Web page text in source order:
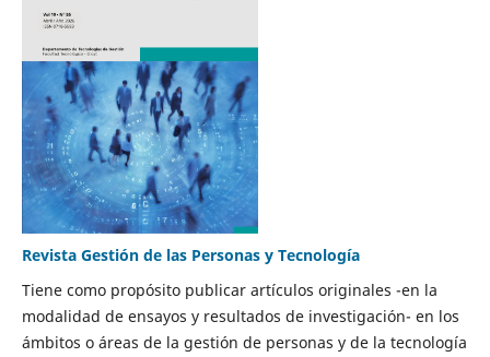
Revista Gestión de las Personas y Tecnología
Tiene como propósito publicar artículos originales -en la
modalidad de ensayos y resultados de investigación- en los
ámbitos o áreas de la gestión de personas y de la tecnología